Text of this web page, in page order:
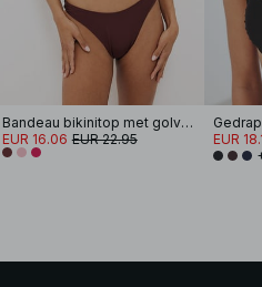
Bandeau bikinitop met golvende band
EUR 16.06 EUR 22.95
EUR